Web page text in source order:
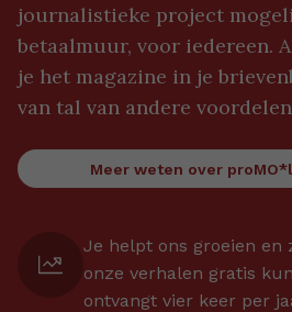
journalistieke project
betaalmuur, voor iedereen.
je het magazine in je
van tal van andere
Meer weten over
Je helpt ons groeien en
onze verhalen gratis
ontvangt vier keer per